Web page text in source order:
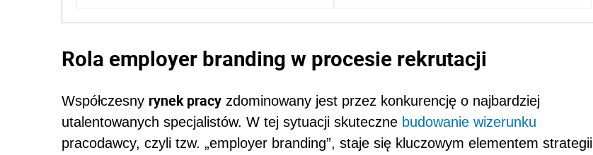
Rola employer branding w procesie rekrutacji
Współczesny rynek pracy zdominowany jest przez konkurencję o najbardziej
utalentowanych specjalistów. W tej sytuacji skuteczne budowanie wizerunku
pracodawcy, czyli tzw. „employer branding”, staje się kluczowym elementem strategii